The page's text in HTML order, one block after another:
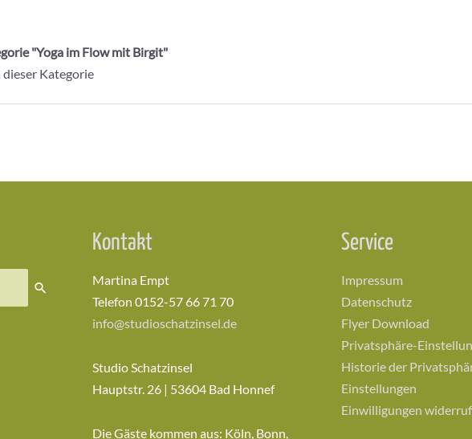
"Yoga im Flow mit Birgit"
Kategorie
Kontakt
Martina Empt
Telefon 0152-57 66 71 70
info@studioschatzinsel.de
Studio Schatzinsel
Hauptstr. 26 | 53604 Bad Honnef
Die Gäste kommen aus: Köln, Bonn,
Service
Impressum
Datenschutz
Flyer Download
Privatsphäre-
Historie der
Einstellungen
Einwilligungen